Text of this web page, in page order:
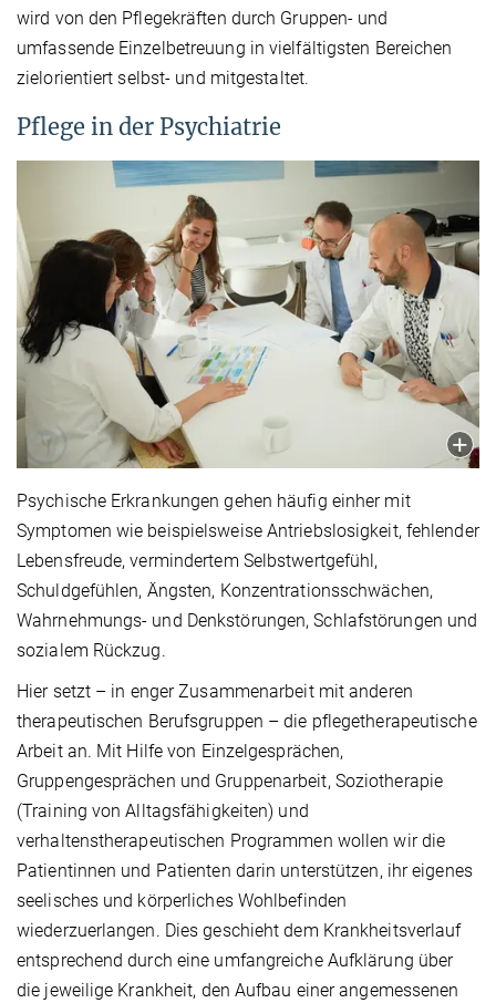
wird von den Pflegekräften durch Gruppen- und
umfassende Einzelbetreuung in vielfältigsten Bereichen
zielorientiert selbst- und mitgestaltet.
Pflege in der Psychiatrie
Psychische Erkrankungen gehen häufig einher mit
Symptomen wie beispielsweise Antriebslosigkeit, fehlender
Lebensfreude, vermindertem Selbstwertgefühl,
Schuldgefühlen, Ängsten, Konzentrationsschwächen,
Wahrnehmungs- und Denkstörungen, Schlafstörungen und
sozialem Rückzug.
Hier setzt – in enger Zusammenarbeit mit anderen
therapeutischen Berufsgruppen – die pflegetherapeutische
Arbeit an. Mit Hilfe von Einzelgesprächen,
Gruppengesprächen und Gruppenarbeit, Soziotherapie
(Training von Alltagsfähigkeiten) und
verhaltenstherapeutischen Programmen wollen wir die
Patientinnen und Patienten darin unterstützen, ihr eigenes
seelisches und körperliches Wohlbefinden
wiederzuerlangen. Dies geschieht dem Krankheitsverlauf
entsprechend durch eine umfangreiche Aufklärung über
die jeweilige Krankheit, den Aufbau einer angemessenen